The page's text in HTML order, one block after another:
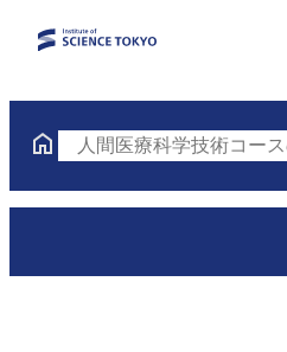
人間医療科学技術コー